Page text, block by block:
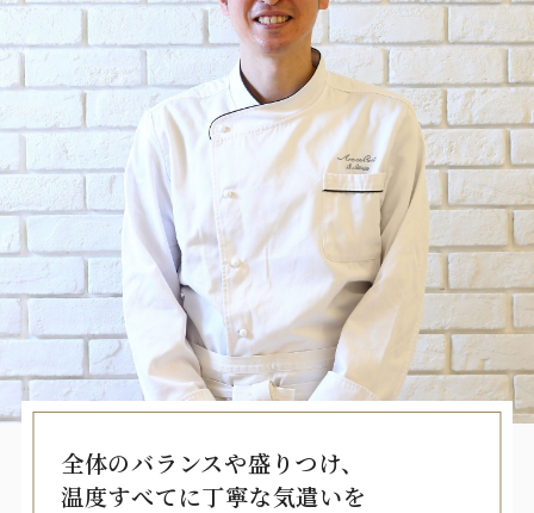
全体のバランスや盛りつけ、
温度すべてに丁寧な気遣いを